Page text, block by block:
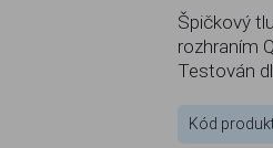
Špičkový
rozhraním
Testován
Kód